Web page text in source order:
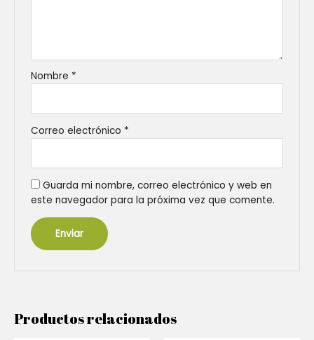
Nombre *
Correo electrónico *
Guarda mi nombre, correo electrónico y web en
este navegador para la próxima vez que comente.
Productos relacionados